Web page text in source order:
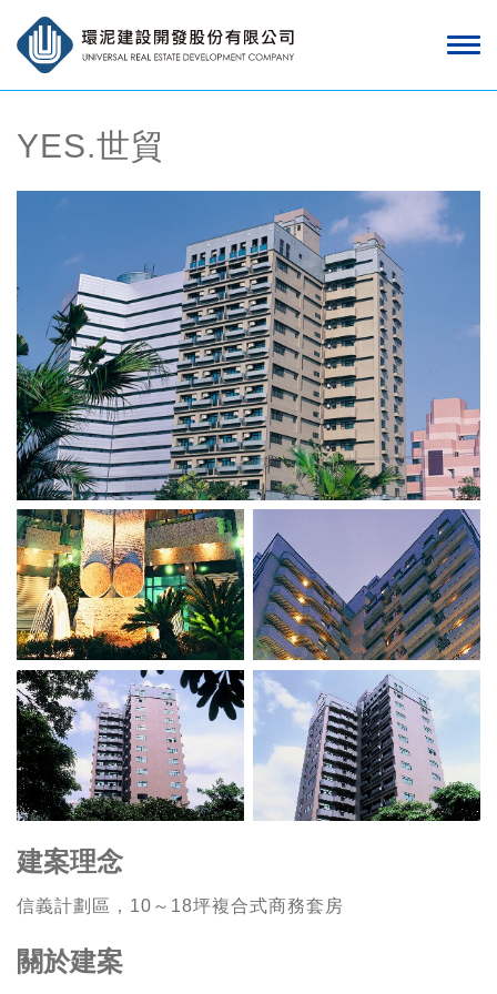
YES.世貿
建案理念
信義計劃區，10～18坪複合式商務套房
關於建案